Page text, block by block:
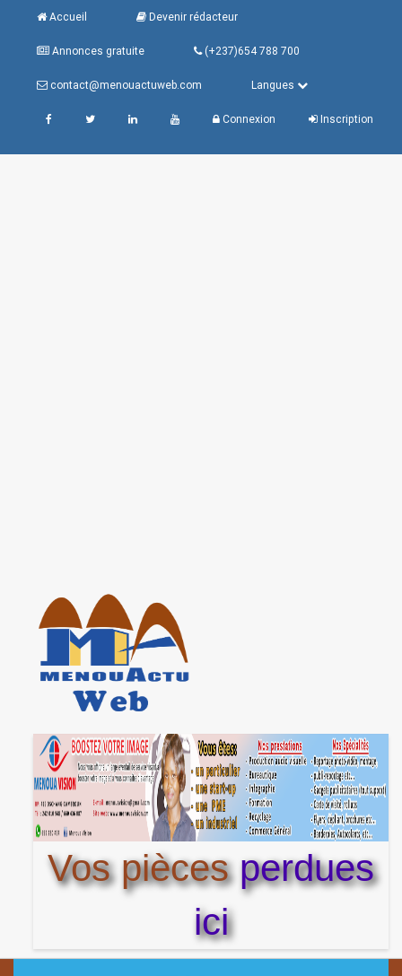
Accueil Devenir rédacteur
Annonces gratuite (+237)654 788 700
contact@menouactuweb.com Langues
Connexion Inscription
Vos piècesperdues
ici